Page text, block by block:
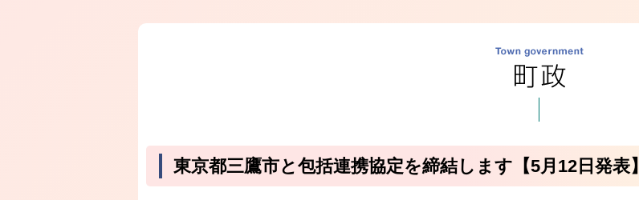
東京都三鷹市と包括連携協定を締結します【5月12日発表】